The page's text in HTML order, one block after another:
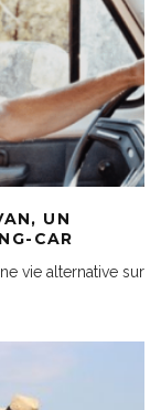
UN
CAR
vie alternative sur